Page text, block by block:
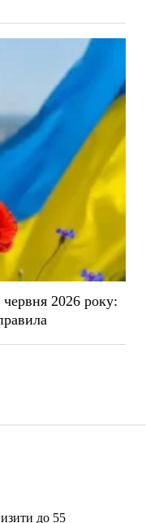
до 55
2026 року: